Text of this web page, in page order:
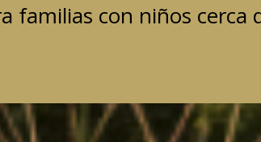
familias con niños cerca